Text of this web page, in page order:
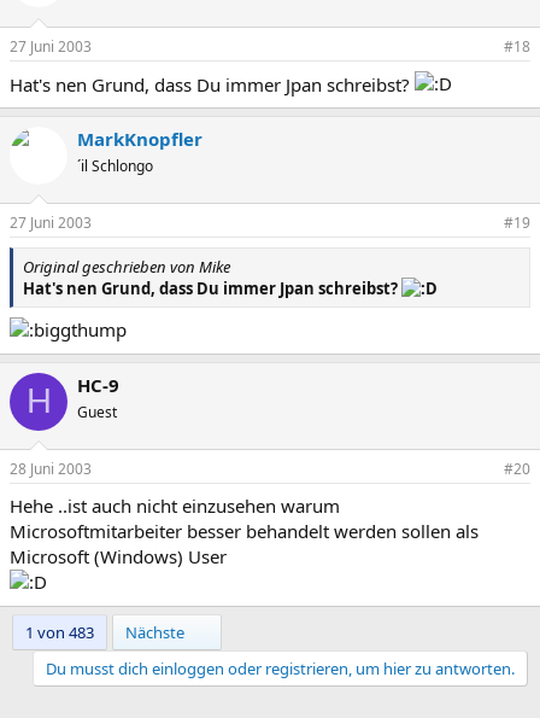
27 Juni 2003 #18
Hat's nen Grund, dass Du immer Jpan schreibst?
MarkKnopfler
´il Schlongo
27 Juni 2003 #19
Original geschrieben von Mike
Hat's nen Grund, dass Du immer Jpan schreibst?
H HC-9
Guest
28 Juni 2003 #20
Hehe ..ist auch nicht einzusehen warum
Microsoftmitarbeiter besser behandelt werden sollen als
Microsoft (Windows) User
1 von 483 Nächste
Du musst dich einloggen oder registrieren, um hier zu antworten.